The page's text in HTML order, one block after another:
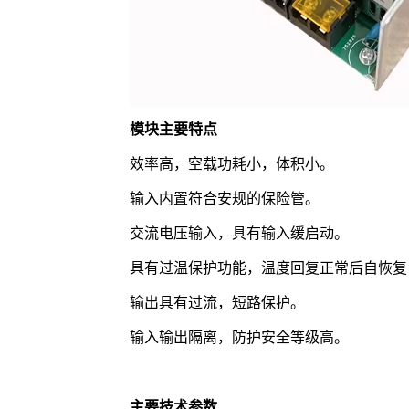
模块主要特点
效率高，空载功耗小，体积小。
输入内置符合安规的保险管。
交流电压输入，具有输入缓启动。
具有过温保护功能，温度回复正常后自恢
输出具有过流，短路保护。
输入输出隔离，防护安全等级高。